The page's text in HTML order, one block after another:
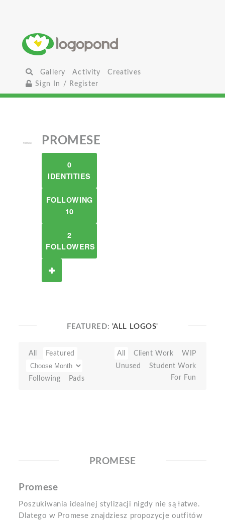
Gallery Activity
Creatives
Sign In / Register
PROMESE
0
IDENTITIES
FOLLOWING
10
2
FOLLOWERS
FEATURED: 'ALL LOGOS'
All Featured
Following Pads
All Client Work
WIP
Unused
Student Work
For Fun
PROMESE
Promese
Poszukiwania idealnej stylizacji nigdy nie są łatwe.
Dlatego w Promese znajdziesz propozycje outfitów